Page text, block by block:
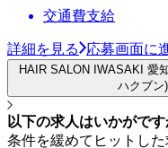
交通費支給
詳細を見る 応募画面に
HAIR SALON IWASAKI 愛
ハクブン
以下の求人はいかがです
条件を緩めてヒットし